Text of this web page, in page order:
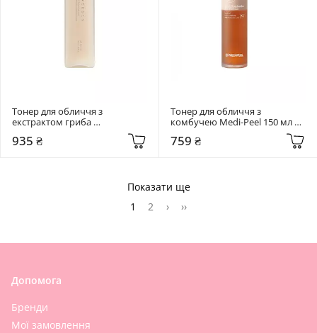
Тонер для обличчя з
екстрактом гриба
Альбатрелус Needly 145 мл pH
balancing toner
935 ₴
Тонер для обличчя з
комбучею Medi-Peel 150 мл
759 ₴
Показати ще
1
2 › ››
Допомога
Бренди
Мої замовлення